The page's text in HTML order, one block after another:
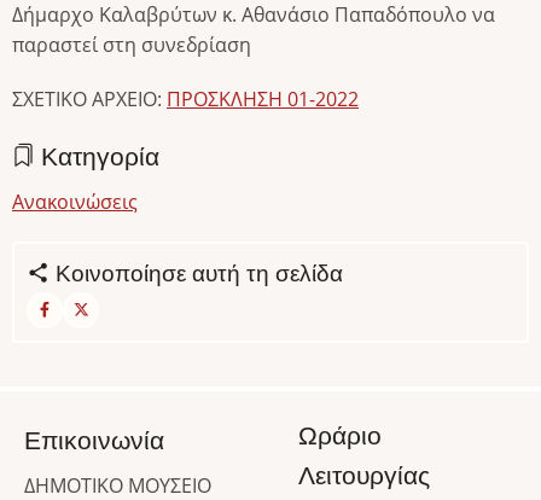
Δήμαρχο Καλαβρύτων κ. Αθανάσιο Παπαδόπουλο να
παραστεί στη συνεδρίαση
ΣΧΕΤΙΚΟ ΑΡΧΕΙΟ: ΠΡΟΣΚΛΗΣΗ 01-2022
Κατηγορία
Ανακοινώσεις
Κοινοποίησε αυτή τη σελίδα
Επικοινωνία
ΔΗΜΟΤΙΚΟ ΜΟΥΣΕΙΟ
Ωράριο
Λειτουργίας